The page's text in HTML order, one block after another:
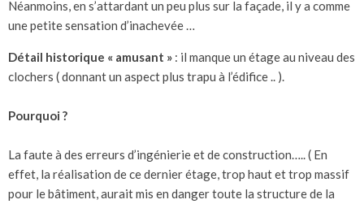
Néanmoins, en s’attardant un peu plus sur la façade, il y a comme
une petite sensation d’inachevée …
Détail historique « amusant » : il manque un étage au niveau des
clochers ( donnant un aspect plus trapu à l’édifice .. ).
Pourquoi ?
La faute à des erreurs d’ingénierie et de construction….. ( En
effet, la réalisation de ce dernier étage, trop haut et trop massif
pour le bâtiment, aurait mis en danger toute la structure de la